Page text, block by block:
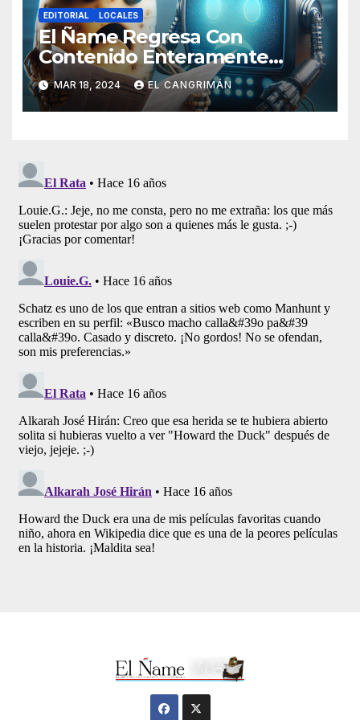
EDITORIAL LOCALES
El Ñame Regresa Con
Contenido Enteramente
Generado Por Inteligencia
Artificial
MAR 18, 2024 EL CANGRIMÁN